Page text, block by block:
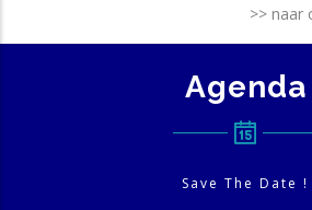
>> naar
Agenda
Save The Date !